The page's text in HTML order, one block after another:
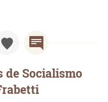
de Socialismo